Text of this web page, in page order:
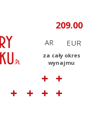
AR
za cały okres
wynajmu